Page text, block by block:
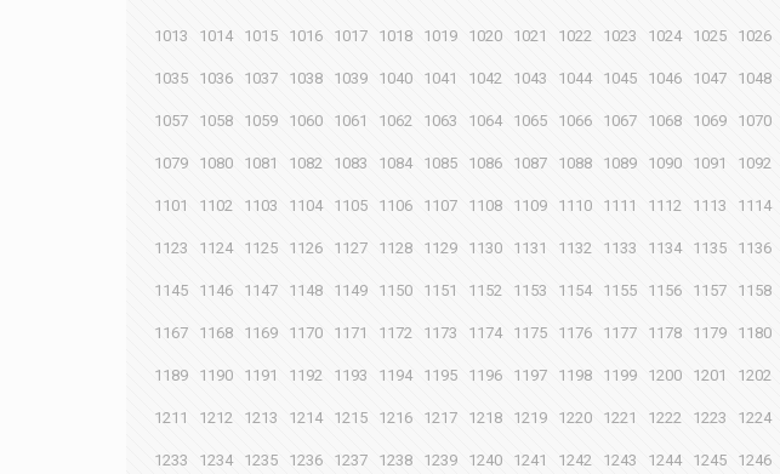
1013 1014 1015 1016 1017 1018 1019 1020 1021 1022 1023 1024 1025 1026
1035 1036 1037 1038 1039 1040 1041 1042 1043 1044 1045 1046 1047 1048
1057 1058 1059 1060 1061 1062 1063 1064 1065 1066 1067 1068 1069 1070
1079 1080 1081 1082 1083 1084 1085 1086 1087 1088 1089 1090 1091 1092
1101 1102 1103 1104 1105 1106 1107 1108 1109 1110 1111 1112 1113 1114
1123 1124 1125 1126 1127 1128 1129 1130 1131 1132 1133 1134 1135 1136
1145 1146 1147 1148 1149 1150 1151 1152 1153 1154 1155 1156 1157 1158
1167 1168 1169 1170 1171 1172 1173 1174 1175 1176 1177 1178 1179 1180
1189 1190 1191 1192 1193 1194 1195 1196 1197 1198 1199 1200 1201 1202
1211 1212 1213 1214 1215 1216 1217 1218 1219 1220 1221 1222 1223 1224
1233 1234 1235 1236 1237 1238 1239 1240 1241 1242 1243 1244 1245 1246